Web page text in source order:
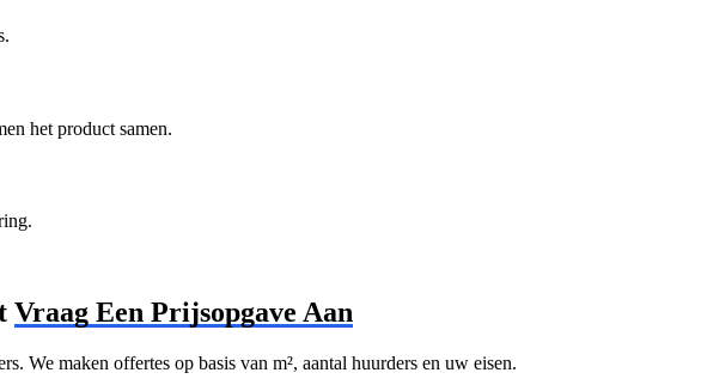
het product samen.
Vraag Een Prijsopgave Aan
We maken offertes op basis van m², aantal huurders en uw eisen.